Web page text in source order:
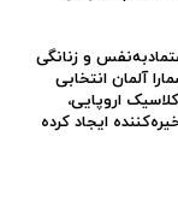
و زنانگی
آلمان انتخابی
اروپایی،
ایجاد کرده